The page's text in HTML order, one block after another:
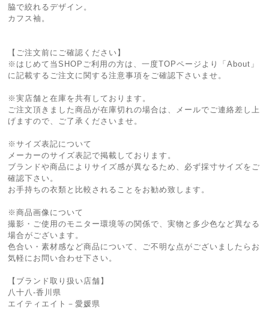
脇で絞れるデザイン。
カフス袖。
【ご注文前にご確認ください】
※はじめて当SHOPご利用の方は、一度TOPページより「About」
に記載するご注文に関する注意事項をご確認下さいませ。
※実店舗と在庫を共有しております。
ご注文頂きました商品が在庫切れの場合は、メールでご連絡差し上
げますので、ご了承くださいませ。
※サイズ表記について
メーカーのサイズ表記で掲載しております。
ブランドや商品によりサイズ感が異なるため、必ず採寸サイズをご
確認下さい。
お手持ちの衣類と比較されることをお勧め致します。
※商品画像について
撮影・ご使用のモニター環境等の関係で、実物と多少色など異なる
場合がございます。
色合い・素材感など商品について、ご不明な点がございましたらお
気軽にお問い合わせ下さい。
【ブランド取り扱い店舗】
八十八-香川県
エイティエイト－愛媛県